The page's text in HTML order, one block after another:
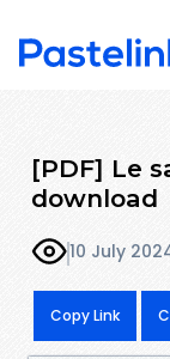
[PDF] Le
download
10 July
Copy Link